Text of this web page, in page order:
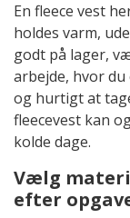
En fleece vest
holdes varm,
godt på lager,
arbejde, hvor
og hurtigt at
fleecevest kan
kolde dage.
Vælg
efter